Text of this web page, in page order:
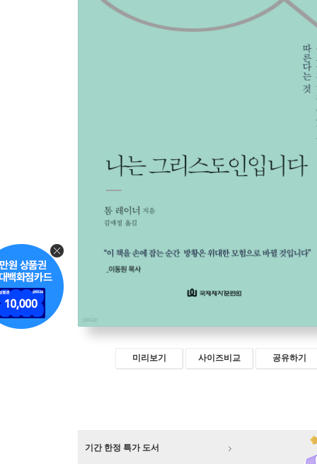
미리보기 사이즈비교 공유하기
기간 한정 특가 도서